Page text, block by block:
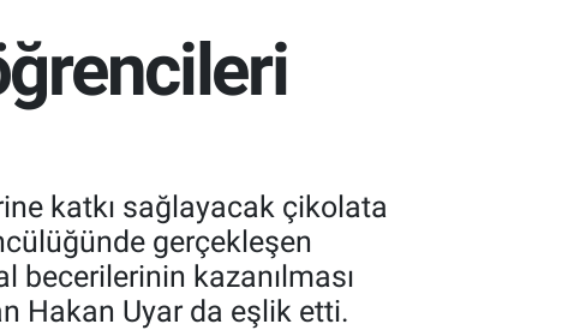
katkı sağlayacak çikolata
gerçekleşen
kazanılması
Hakan Uyar da eşlik etti.